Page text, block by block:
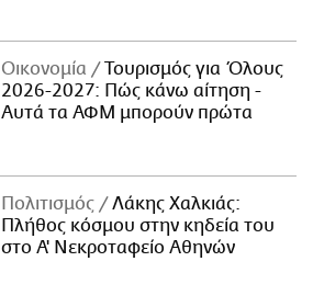
Οικονομία
Τουρισμός για Όλους
2026-2027: Πώς κάνω αίτηση -
Αυτά τα ΑΦΜ μπορούν πρώτα
Πολιτισμός
Λάκης Χαλκιάς:
Πλήθος κόσμου στην κηδεία του
στο Α' Νεκροταφείο Αθηνών